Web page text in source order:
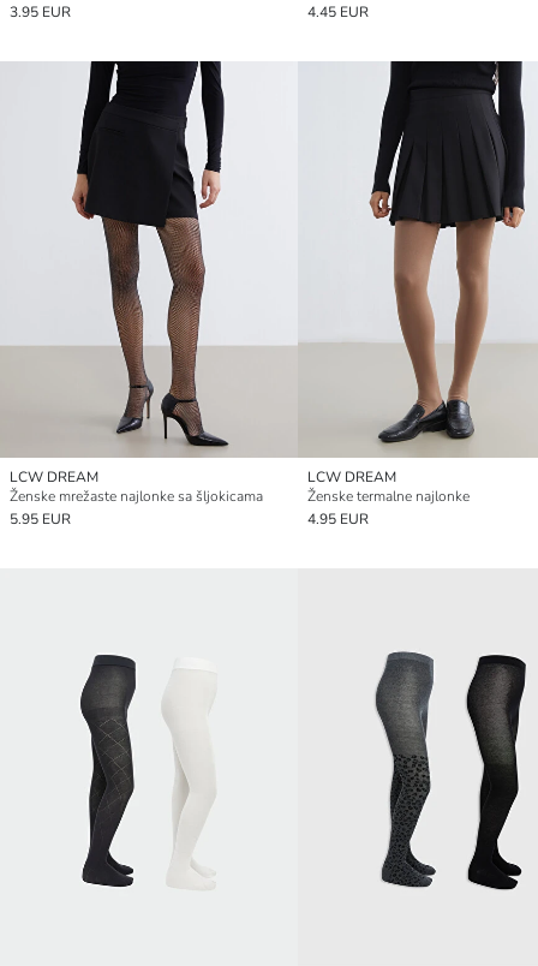
3.95 EUR
4.45 EUR
LCW DREAM
Ženske mrežaste najlonke sa šljokicama
5.95 EUR
LCW DREAM
Ženske termalne najlonke
4.95 EUR